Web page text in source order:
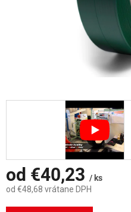
od €40,23 / ks
od €48,68 vrátane DPH
Jednotková